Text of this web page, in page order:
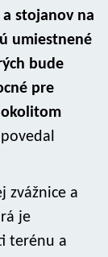
stojanov na
umiestnené
bude
pre
povedal
zvážnice a
je
terénu a